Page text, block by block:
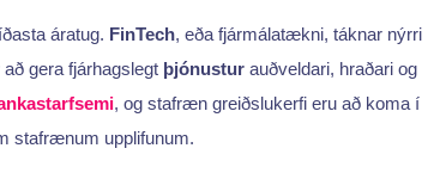
áratug. FinTech, eða fjármálatækni, táknar nýrri
að gera fjárhagslegt þjónusturauðveldari, hraðari og
, og stafræn greiðslukerfi eru að koma í
stafrænum upplifunum.